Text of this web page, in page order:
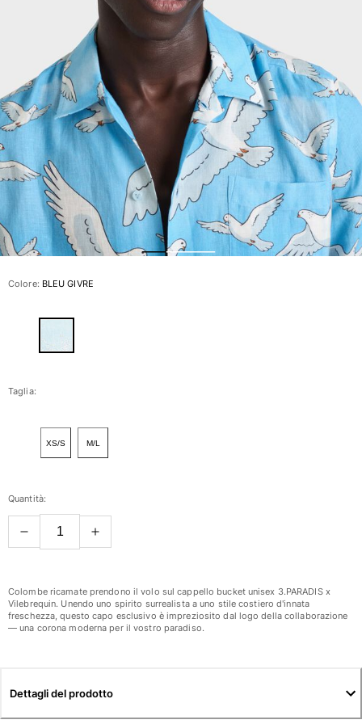
Magici
Vedi tutti i Costumi da bagno
Abbigliamento
Polo
Camicie
Pullover e Cardigan
Capispalla
Pantaloni
Maglieria
T-shirts
Vedi tutti i Donna
Costumi da bagno
Slips
Vedi tutti i Costumi da bagno
Abbigliamento
Shorts
Colore: BLEU GIVRE
Taglia:
XS/S M/L
Quantità:
Colombe ricamate prendono il volo sul cappello bucket unisex 3.PARADIS x
Vilebrequin. Unendo uno spirito surrealista a uno stile costiero d'innata
freschezza, questo capo esclusivo è impreziosito dal logo della collaborazione
— una corona moderna per il vostro paradiso.
Dettagli del prodotto